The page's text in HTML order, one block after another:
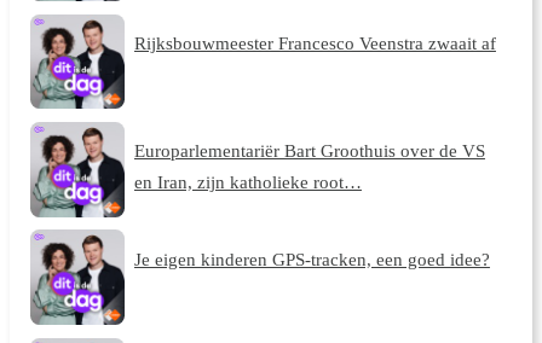
Rijksbouwmeester Francesco Veenstra zwaait af
Europarlementariër Bart Groothuis over de VS
en Iran, zijn katholieke root…
Je eigen kinderen GPS-tracken, een goed idee?